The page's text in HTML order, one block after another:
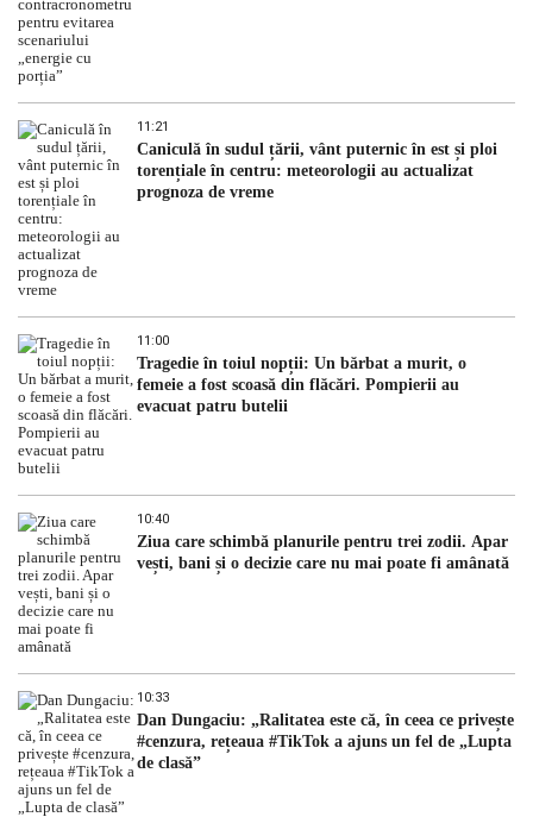
11:21
Caniculă în sudul țării, vânt puternic în est și ploi
torențiale în centru: meteorologii au actualizat
prognoza de vreme
11:00
Tragedie în toiul nopții: Un bărbat a murit, o
femeie a fost scoasă din flăcări. Pompierii au
evacuat patru butelii
10:40
Ziua care schimbă planurile pentru trei zodii. Apar
vești, bani și o decizie care nu mai poate fi amânată
10:33
Dan Dungaciu: „Ralitatea este că, în ceea ce privește
#cenzura, rețeaua #TikTok a ajuns un fel de „Lupta
de clasă”